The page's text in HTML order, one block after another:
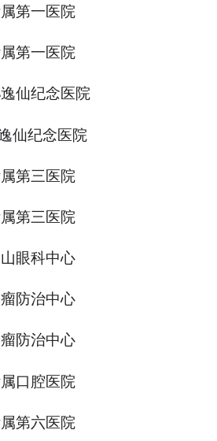
第一医院
第一医院
仙纪念医院
仙纪念医院
第三医院
第三医院
眼科中心
防治中心
防治中心
口腔医院
第六医院